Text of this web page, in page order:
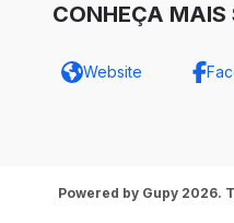
CONHEÇA MAIS
Website
Powered by Gupy 2026.